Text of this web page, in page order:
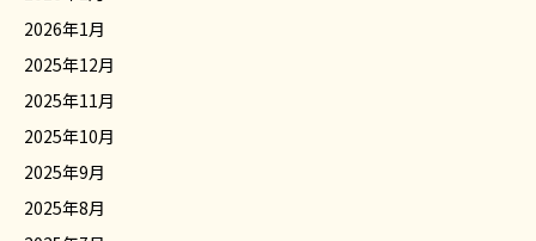
2026年1月
2025年12月
2025年11月
2025年10月
2025年9月
2025年8月